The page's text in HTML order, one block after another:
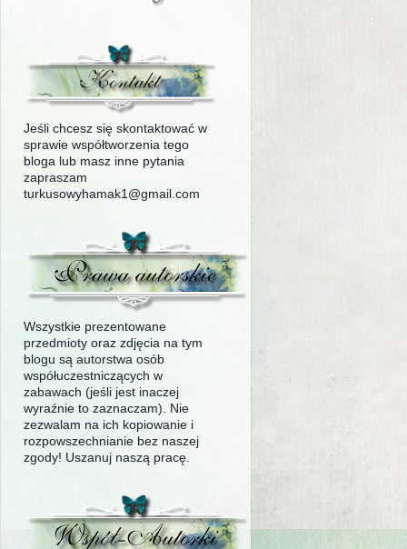
Jeśli chcesz się skontaktować w
sprawie współtworzenia tego
bloga lub masz inne pytania
zapraszam
turkusowyhamak1@gmail.com
Wszystkie prezentowane
przedmioty oraz zdjęcia na tym
blogu są autorstwa osób
współuczestniczących w
zabawach (jeśli jest inaczej
wyraźnie to zaznaczam). Nie
zezwalam na ich kopiowanie i
rozpowszechnianie bez naszej
zgody! Uszanuj naszą pracę.